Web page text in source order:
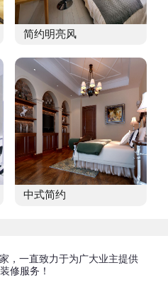
简约明亮风
中式简约
，一直致力于为广大业主提供
修服务！